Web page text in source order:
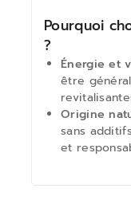
Pourquoi
?
Énergie et
être
Origine
sans
et